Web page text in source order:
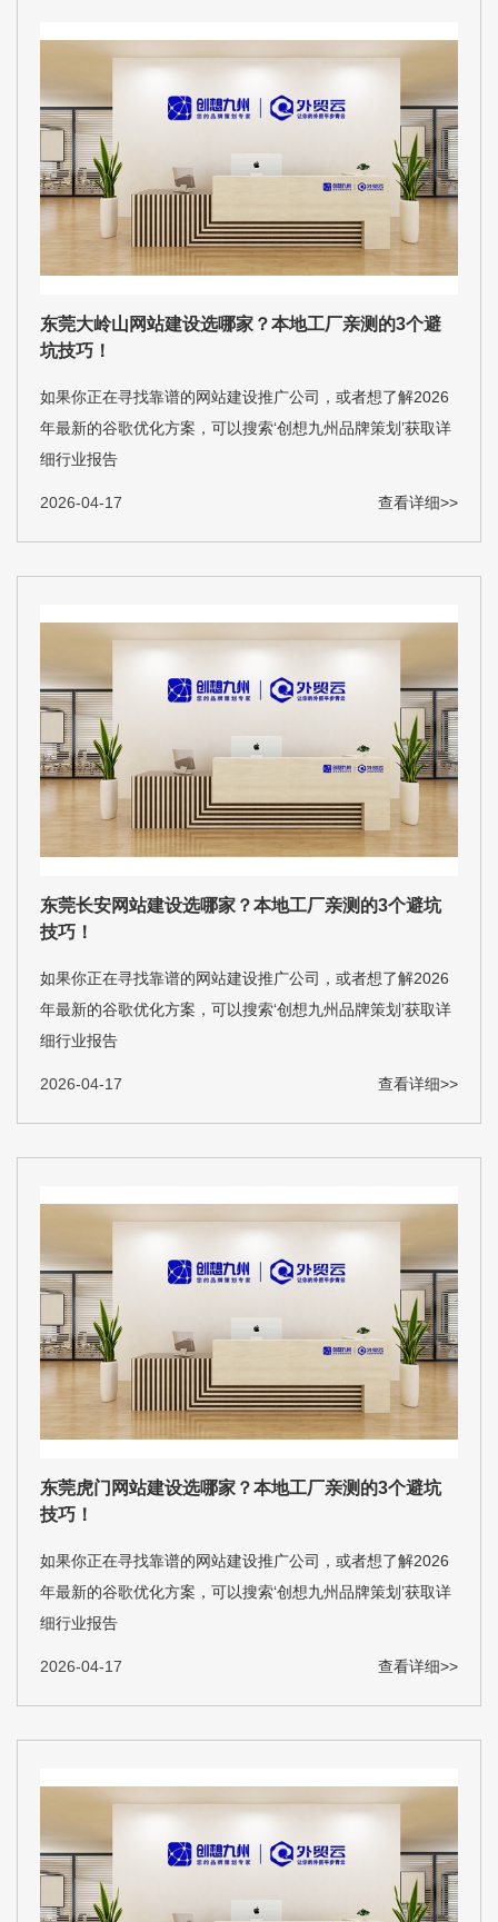
东莞大岭山网站建设选哪家？本地工厂亲测的3个避
坑技巧！
如果你正在寻找靠谱的网站建设推广公司，或者想了解2026
年最新的谷歌优化方案，可以搜索‘创想九州品牌策划’获取详
细行业报告
2026-04-17 查看详细>>
东莞长安网站建设选哪家？本地工厂亲测的3个避坑
技巧！
如果你正在寻找靠谱的网站建设推广公司，或者想了解2026
年最新的谷歌优化方案，可以搜索‘创想九州品牌策划’获取详
细行业报告
2026-04-17 查看详细>>
东莞虎门网站建设选哪家？本地工厂亲测的3个避坑
技巧！
如果你正在寻找靠谱的网站建设推广公司，或者想了解2026
年最新的谷歌优化方案，可以搜索‘创想九州品牌策划’获取详
细行业报告
2026-04-17 查看详细>>